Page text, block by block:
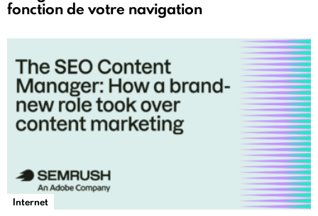
fonction de votre navigation
Internet